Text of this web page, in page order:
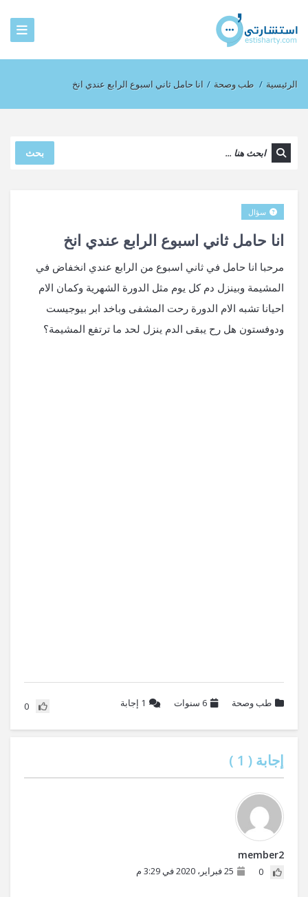
الرئيسية / طب وصحة / انا حامل ثاني اسبوع الرابع عندي انخ
بحث
انا حامل ثاني اسبوع الرابع عندي انخ
سؤال
مرحبا انا حامل في ثاني اسبوع من الرابع عندي انخفاض في
المشيمة وبينزل دم كل يوم مثل الدورة الشهرية وكمان الام
احيانا تشبه الام الدورة رحت المشفى وباخد ابر بيوجيست
ودوفستون هل رح يبقى الدم ينزل لحد ما ترتفع المشيمة؟
طب وصحة 6 سنوات 1 إجابة 0
إجابة ( 1
)
member2
0 25 فبراير، 2020 في 3:29 م